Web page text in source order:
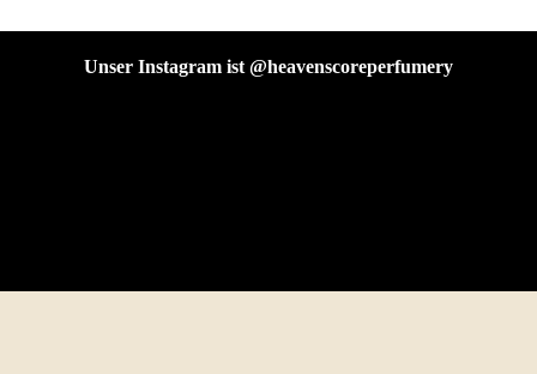
Unser Instagram ist @heavenscoreperfumery